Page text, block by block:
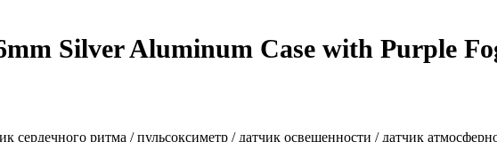
Silver Aluminum Case with Purple
сердечного ритма / пульсоксиметр / датчик освещенности / датчик